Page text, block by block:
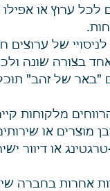
לכל ערוץ או
של התקציב לניסויי
בצורה שונה
"באר של זהב"
מלקוחות
מוצרים או
או דיוור
אחרות בחברה